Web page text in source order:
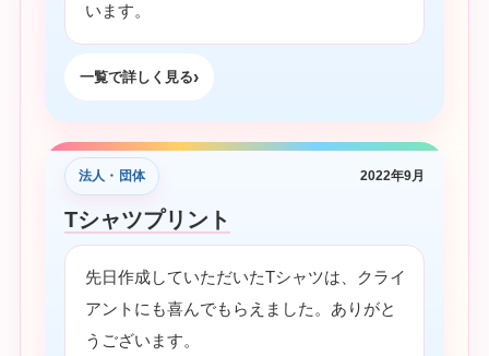
います。
一覧で詳しく見る
法人・団体 2022年9月
Tシャツプリント
先日作成していただいたTシャツは、クライ
アントにも喜んでもらえました。ありがと
うございます。